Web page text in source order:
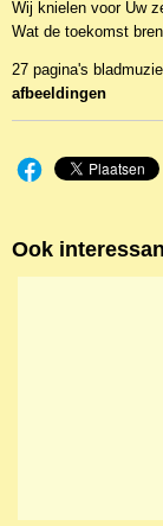
Wij knielen voor Uw
Wat de toekomst
27 pagina's
afbeeldingen
Ook